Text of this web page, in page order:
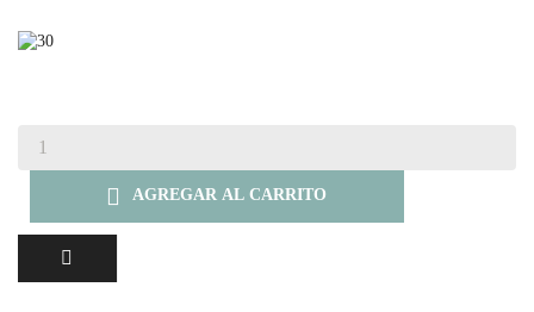
 AGREGAR AL CARRITO